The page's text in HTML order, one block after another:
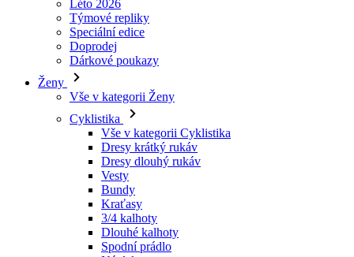
Ženy
Vše v kategorii Ženy
Cyklistika
Vše v kategorii Cyklistika
Dresy dlouhý rukáv
Vesty
Bundy
Kraťasy
3/4 kalhoty
Dlouhé kalhoty
Spodní prádlo
Návleky
Čepice
Rukavice
Ponožky
Doplňky